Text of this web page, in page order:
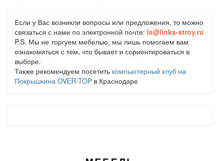
Если у Вас возникли вопросы или предложения, то можно
связаться с нами по электронной почте: ls@links-stroy.ru
P.S. Мы не торгуем мебелью, мы лишь помогаем вам
ознакомиться с тем, что бывает и сориентироваться в
выборе.
Также рекомендуем посетить компьютерный клуб на
Покрышкина OVER-TOP в Краснодаре